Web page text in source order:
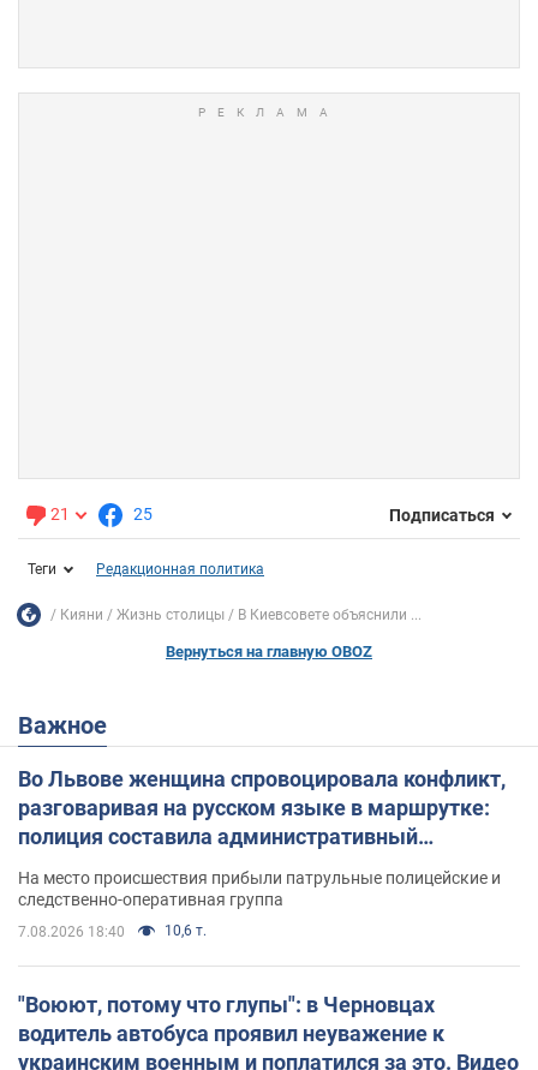
21 25 Подписаться
Теги Редакционная политика
Кияни Жизнь столицы В Киевсовете объяснили ...
Вернуться на главную OBOZ
Важное
Во Львове женщина спровоцировала конфликт,
разговаривая на русском языке в маршрутке:
полиция составила административный
На место происшествия прибыли патрульные полицейские и
следственно-оперативная группа
7.08.2026 18:40 10,6 т.
"Воюют, потому что глупы": в Черновцах
водитель автобуса проявил неуважение к
украинским военным и поплатился за это. Видео